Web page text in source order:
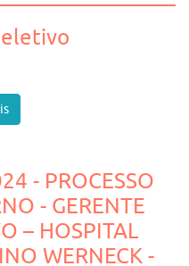
- PROCESSO
- GERENTE
– HOSPITAL
WERNECK -